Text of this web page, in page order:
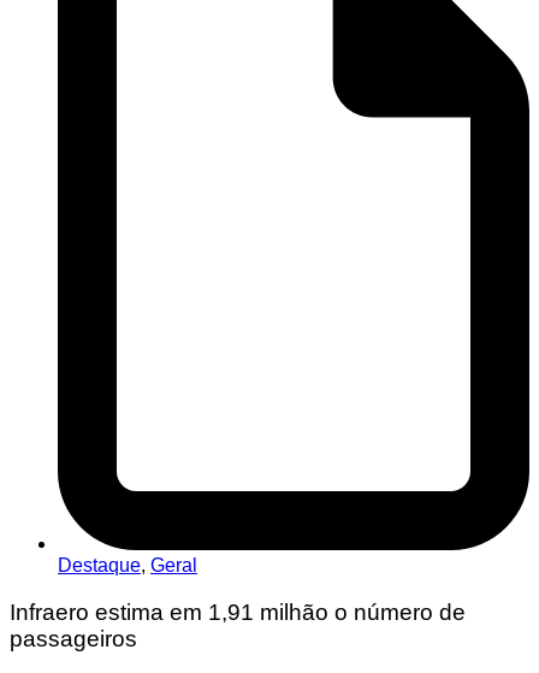
Destaque, Geral
Infraero estima em 1,91 milhão o número de
passageiros